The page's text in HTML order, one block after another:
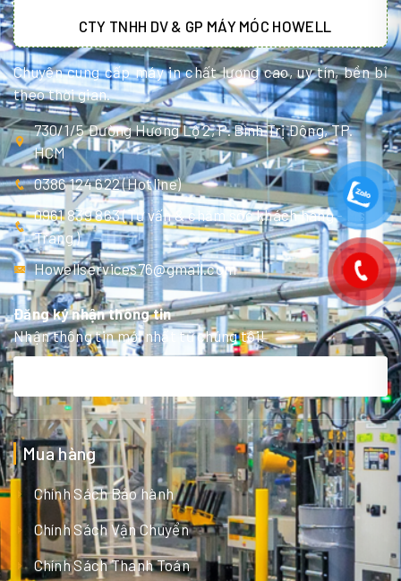
CTY TNHH DV & GP MÁY MÓC HOWELL
Chuyên cung cấp máy in chất lượng cao, uy tín, bền bỉ
theo thời gian.
730/1/5 Đường Hương Lộ 2, P. Bình Trị Đông, TP.
HCM
0386 124 622 (Hotline)
0961 839 863 (Tư vấn & chăm sóc khách hàng - Ms
Trang )
Howellservices76@gmail.com
Đăng ký nhận thông tin
Nhận thông tin mới nhất từ chúng tôi!
Mua hàng
Chính Sách Bảo hành
Chính Sách Vận Chuyển
Chính Sách Thanh Toán